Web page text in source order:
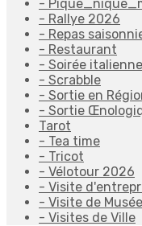
-
- Rallye 2026
- Repas
- Restaurant
- Soirée italienne
- Scrabble
- Sortie en
- Sortie
Tarot
- Tea time
- Tricot
- Vélotour 2026
- Visite
- Visite de
- Visites de Ville